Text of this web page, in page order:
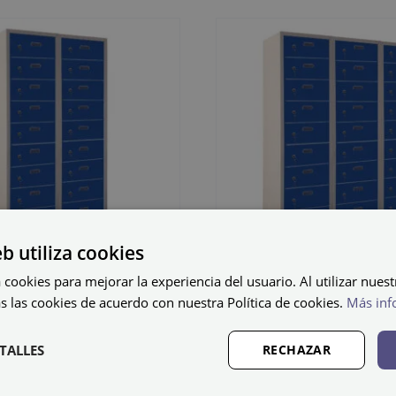
metálico
S10-40/2
Cacifo
soldado
utiliza cookies
cookies para mejorar la experiencia del usuario. Al utilizar
las cookies de acuerdo con nuestra Política de cookies. Más
RECHAZAR